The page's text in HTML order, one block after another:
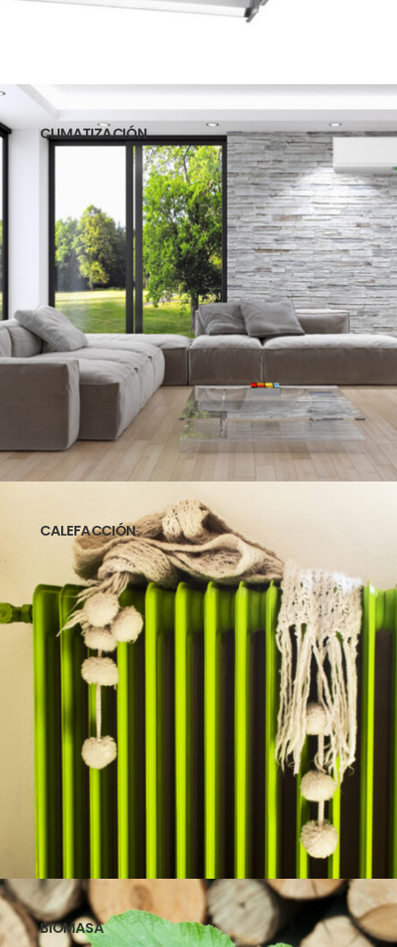
CLIMATIZACIÓN
CALEFACCIÓN
BIOMASA